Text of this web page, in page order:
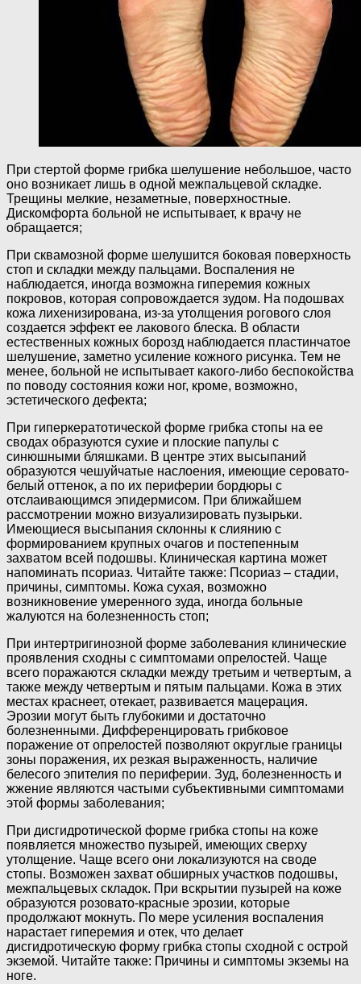
При стертой форме грибка шелушение небольшое, часто
оно возникает лишь в одной межпальцевой складке.
Трещины мелкие, незаметные, поверхностные.
Дискомфорта больной не испытывает, к врачу не
обращается;
При сквамозной форме шелушится боковая поверхность
стоп и складки между пальцами. Воспаления не
наблюдается, иногда возможна гиперемия кожных
покровов, которая сопровождается зудом. На подошвах
кожа лихенизирована, из-за утолщения рогового слоя
создается эффект ее лакового блеска. В области
естественных кожных борозд наблюдается пластинчатое
шелушение, заметно усиление кожного рисунка. Тем не
менее, больной не испытывает какого-либо беспокойства
по поводу состояния кожи ног, кроме, возможно,
эстетического дефекта;
При гиперкератотической форме грибка стопы на ее
сводах образуются сухие и плоские папулы с
синюшными бляшками. В центре этих высыпаний
образуются чешуйчатые наслоения, имеющие серовато-
белый оттенок, а по их периферии бордюры с
отслаивающимся эпидермисом. При ближайшем
рассмотрении можно визуализировать пузырьки.
Имеющиеся высыпания склонны к слиянию с
формированием крупных очагов и постепенным
захватом всей подошвы. Клиническая картина может
напоминать псориаз. Читайте также: Псориаз – стадии,
причины, симптомы. Кожа сухая, возможно
возникновение умеренного зуда, иногда больные
жалуются на болезненность стоп;
При интертригинозной форме заболевания клинические
проявления сходны с симптомами опрелостей. Чаще
всего поражаются складки между третьим и четвертым, а
также между четвертым и пятым пальцами. Кожа в этих
местах краснеет, отекает, развивается мацерация.
Эрозии могут быть глубокими и достаточно
болезненными. Дифференцировать грибковое
поражение от опрелостей позволяют округлые границы
зоны поражения, их резкая выраженность, наличие
белесого эпителия по периферии. Зуд, болезненность и
жжение являются частыми субъективными симптомами
этой формы заболевания;
При дисгидротической форме грибка стопы на коже
появляется множество пузырей, имеющих сверху
утолщение. Чаще всего они локализуются на своде
стопы. Возможен захват обширных участков подошвы,
межпальцевых складок. При вскрытии пузырей на коже
образуются розовато-красные эрозии, которые
продолжают мокнуть. По мере усиления воспаления
нарастает гиперемия и отек, что делает
дисгидротическую форму грибка стопы сходной с острой
экземой. Читайте также: Причины и симптомы экземы на
ноге.